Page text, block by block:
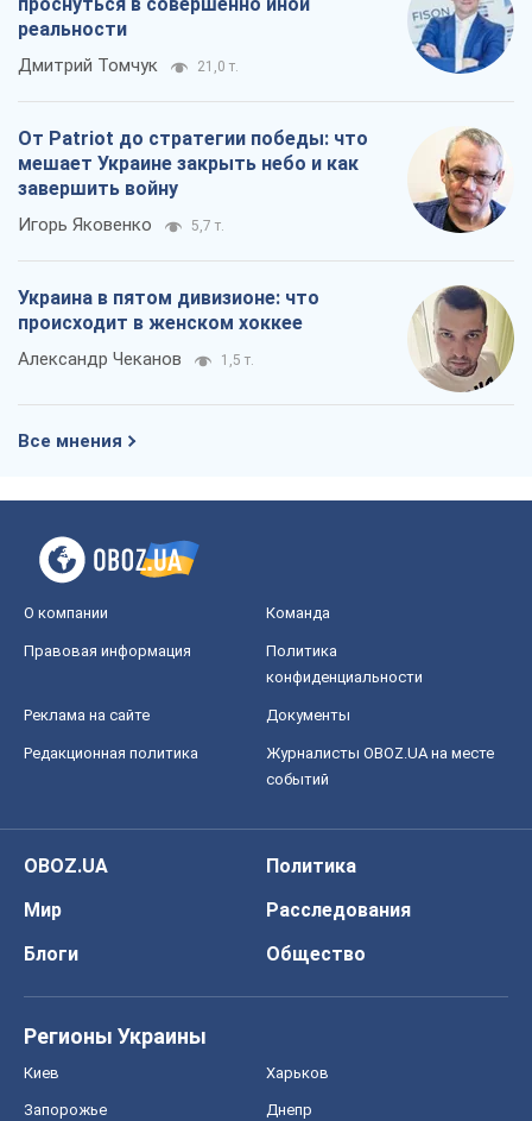
реальности
Дмитрий Томчук 21,0 т.
От Patriot до стратегии победы: что
мешает Украине закрыть небо и как
завершить войну
Игорь Яковенко 5,7 т.
Украина в пятом дивизионе: что
происходит в женском хоккее
Александр Чеканов 1,5 т.
Все мнения
О компании Команда
Правовая информация
Политика
конфиденциальности
Реклама на сайте Документы
Редакционная политика
Журналисты OBOZ.UA на месте
событий
OBOZ.UA
Политика
Мир
Расследования
Блоги
Общество
Регионы Украины
Киев Харьков
Запорожье Днепр